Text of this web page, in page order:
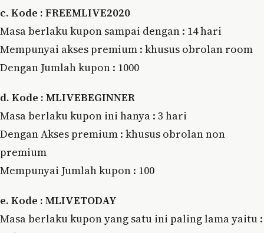
c. Kode : FREEMLIVE2020
Masa berlaku kupon sampai dengan : 14 hari
Mempunyai akses premium : khusus obrolan room
Dengan Jumlah kupon : 1000
d. Kode : MLIVEBEGINNER
Masa berlaku kupon ini hanya : 3 hari
Dengan Akses premium : khusus obrolan non
premium
Mempunyai Jumlah kupon : 100
e. Kode : MLIVETODAY
Masa berlaku kupon yang satu ini paling lama yaitu :